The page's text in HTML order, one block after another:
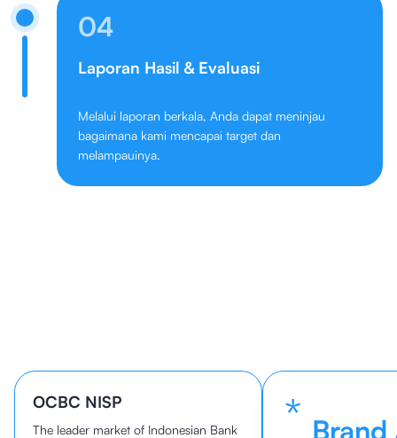
04
Laporan Hasil & Evaluasi
Melalui laporan berkala, Anda dapat meninjau
bagaimana kami mencapai target dan
melampauinya.
OCBC NISP
The leader market of Indonesian Bank * Brand